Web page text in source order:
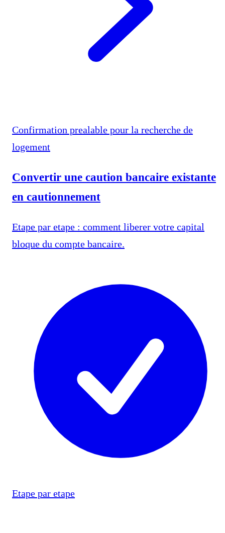
Confirmation prealable pour la recherche de
logement
Convertir une caution bancaire existante
en cautionnement
Etape par etape : comment liberer votre capital
bloque du compte bancaire.
Etape par etape